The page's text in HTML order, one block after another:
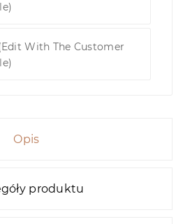
With The Customer
Opis
produktu